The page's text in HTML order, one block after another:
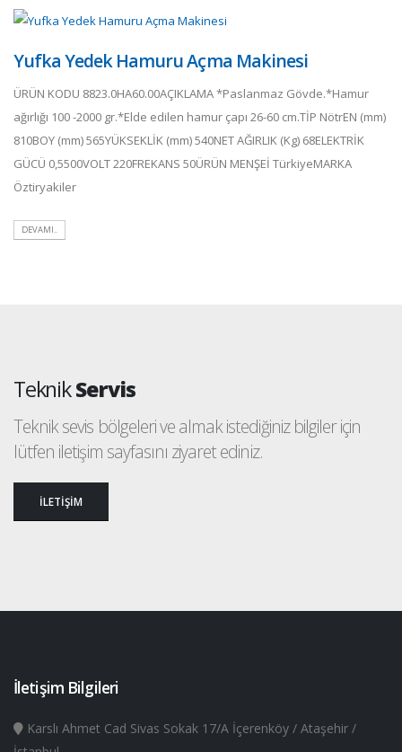
Yufka Yedek Hamuru Açma Makinesi
ÜRÜN KODU 8823.0HA60.00AÇIKLAMA *Paslanmaz Gövde.*Hamur
ağırlığı 100 -2000 gr.*Elde edilen hamur çapı 26-60 cm.TİP NötrEN (mm)
810BOY (mm) 565YÜKSEKLİK (mm) 540NET AĞIRLIK (Kg) 68ELEKTRİK
GÜCÜ 0,5500VOLT 220FREKANS 50ÜRÜN MENŞEİ TürkiyeMARKA
Öztiryakiler
DEVAMI..
TeknikServis
Teknik sevis bölgeleri ve almak istediğiniz bilgiler için
lütfen iletişim sayfasını ziyaret ediniz.
İLETİŞİM
İletişim Bilgileri
Karslı Ahmet Cad Sivas Sokak 17/A İçerenköy / Ataşehir /